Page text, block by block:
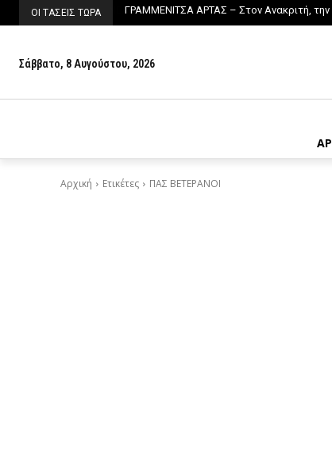
ΟΙ ΤΑΣΕΙΣ ΤΩΡΑ ΓΡΑΜΜΕΝΙΤΣΑ ΑΡΤΑΣ – Στον Ανακριτή,
Σάββατο, 8 Αυγούστου, 2026
Αρχική Ετικέτες ΠΑΣ ΒΕΤΕΡΑΝΟΙ